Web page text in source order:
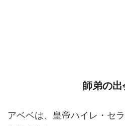
師弟の出
アベベは、皇帝ハイレ・セ